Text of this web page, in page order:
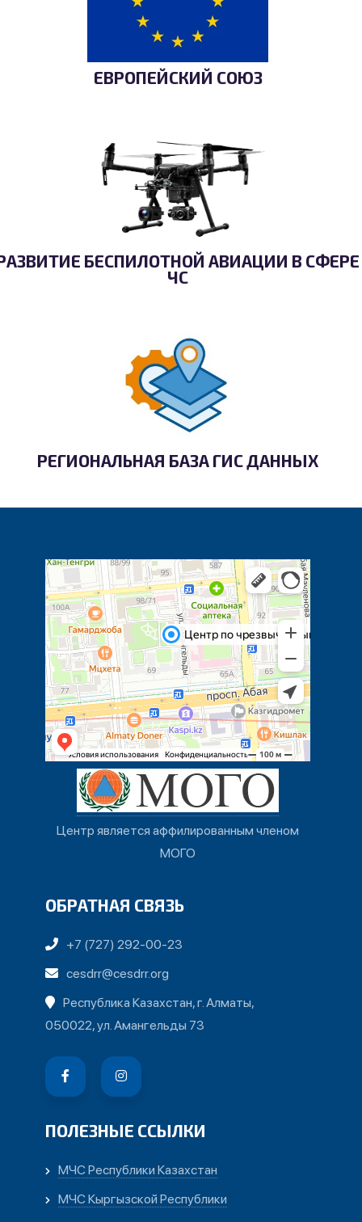
ЕВРОПЕЙСКИЙ СОЮЗ
БЕСПИЛОТНОЙ АВИАЦИИ В СФЕРЕ
ЧС
РЕГИОНАЛЬНАЯ БАЗА ГИС ДАННЫХ
Центр является аффилированным членом
МОГО
ОБРАТНАЯ СВЯЗЬ
+7 (727) 292-00-23
cesdrr@cesdrr.org
Республика Казахстан, г. Алматы,
050022, ул. Амангельды 73
ПОЛЕЗНЫЕ ССЫЛКИ
МЧС Республики Казахстан
МЧС Кыргызской Республики